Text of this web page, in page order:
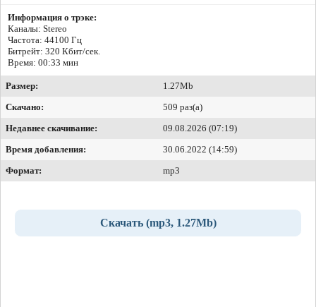
Информация о трэке:
Каналы: Stereo
Частота: 44100 Гц
Битрейт: 320 Кбит/сек.
Время: 00:33 мин
Размер:
1.27Mb
Скачано:
509 раз(а)
Недавнее скачивание:
09.08.2026 (07:19)
Время добавления:
30.06.2022 (14:59)
Формат:
mp3
Скачать (mp3, 1.27Mb)